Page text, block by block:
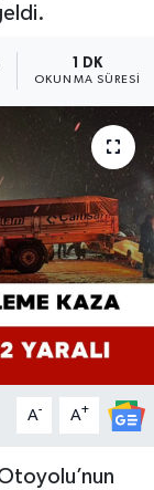
1 DK
OKUNMA SÜRESI
A- A+